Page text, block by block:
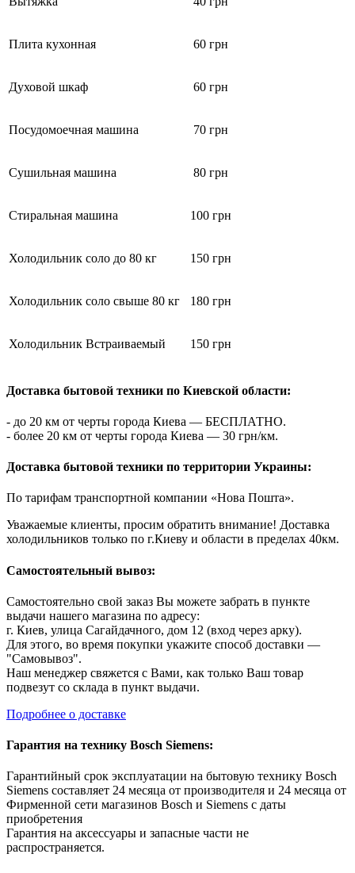
Плита кухонная 60 грн
Духовой шкаф 60 грн
Посудомоечная машина 70 грн
Сушильная машина 80 грн
Стиральная машина 100 грн
Холодильник соло до 80 кг 150 грн
Холодильник соло свыше 80 кг 180 грн
Холодильник Встраиваемый 150 грн
Доставка бытовой техники по Киевской области:
- до 20 км от черты города Киева — БЕСПЛАТНО.
- более 20 км от черты города Киева — 30 грн/км.
Доставка бытовой техники по территории Украины:
По тарифам транспортной компании «Нова Пошта».
Уважаемые клиенты, просим обратить внимание! Доставка
холодильников только по г.Киеву и области в пределах 40км.
Самостоятельный вывоз:
Самостоятельно свой заказ Вы можете забрать в пункте
выдачи нашего магазина по адресу:
г. Киев, улица Сагайдачного, дом 12 (вход через арку).
Для этого, во время покупки укажите способ доставки —
"Самовывоз".
Наш менеджер свяжется с Вами, как только Ваш товар
подвезут со склада в пункт выдачи.
Подробнее о доставке
Гарантия на технику Bosch Siemens:
Гарантийный срок эксплуатации на бытовую технику Bosch
Siemens составляет 24 месяца от производителя и 24 месяца от
Фирменной сети магазинов Bosch и Siemens с даты
приобретения
Гарантия на аксессуары и запасные части не
распространяется.